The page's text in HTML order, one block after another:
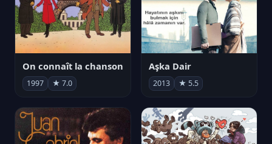
On connaît la chanson
1997 ★ 7.0
Aşka Dair
2013 ★ 5.5